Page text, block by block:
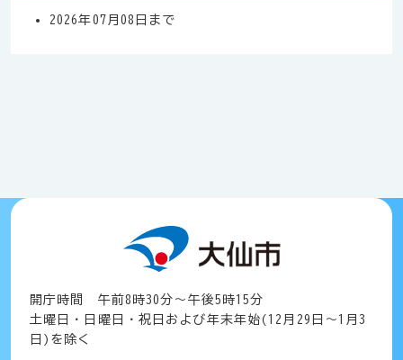
2026年07月08日 まで
開庁時間 午前8時30分～午後5時15分
土曜日・日曜日・祝日および年末年始(12月29日～1月3
日)を除く